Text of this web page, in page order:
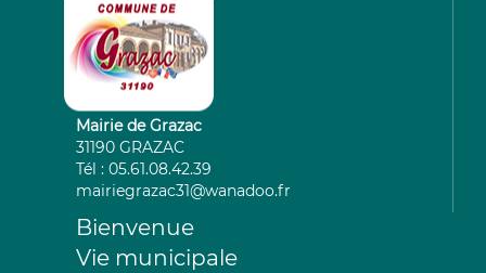
Mairie de Grazac
31190 GRAZAC
Tél : 05.61.08.42.39
mairiegrazac31@wanadoo.fr
Bienvenue
Vie municipale